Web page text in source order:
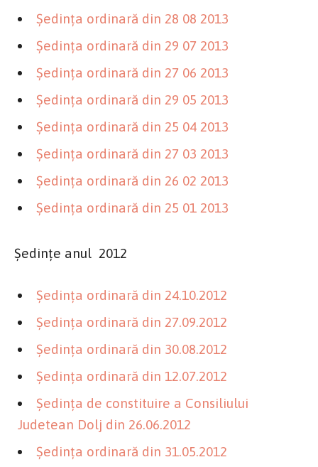
Şedinţa ordinară din 28 08 2013
Şedinţa ordinară din 29 07 2013
Şedinţa ordinară din 27 06 2013
Şedinţa ordinară din 29 05 2013
Şedinţa ordinară din 25 04 2013
Şedinţa ordinară din 27 03 2013
Şedinţa ordinară din 26 02 2013
Şedinţa ordinară din 25 01 2013
Şedinţe anul 2012
Şedinţa ordinară din 24.10.2012
Şedinţa ordinară din 27.09.2012
Şedinţa ordinară din 30.08.2012
Şedinţa ordinară din 12.07.2012
Şedinţa de constituire a Consiliului
Judetean Dolj din 26.06.2012
Şedinţa ordinară din 31.05.2012